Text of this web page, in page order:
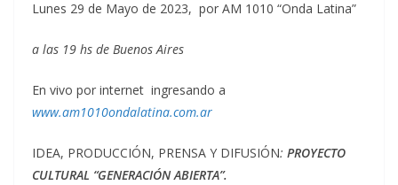
Lunes 29 de Mayo de 2023, por AM 1010 “Onda Latina”
a las 19 hs de Buenos Aires
En vivo por internet ingresando a
www.am1010ondalatina.com.ar
IDEA, PRODUCCIÓN, PRENSA Y DIFUSIÓN: PROYECTO
CULTURAL “GENERACIÓN ABIERTA”.